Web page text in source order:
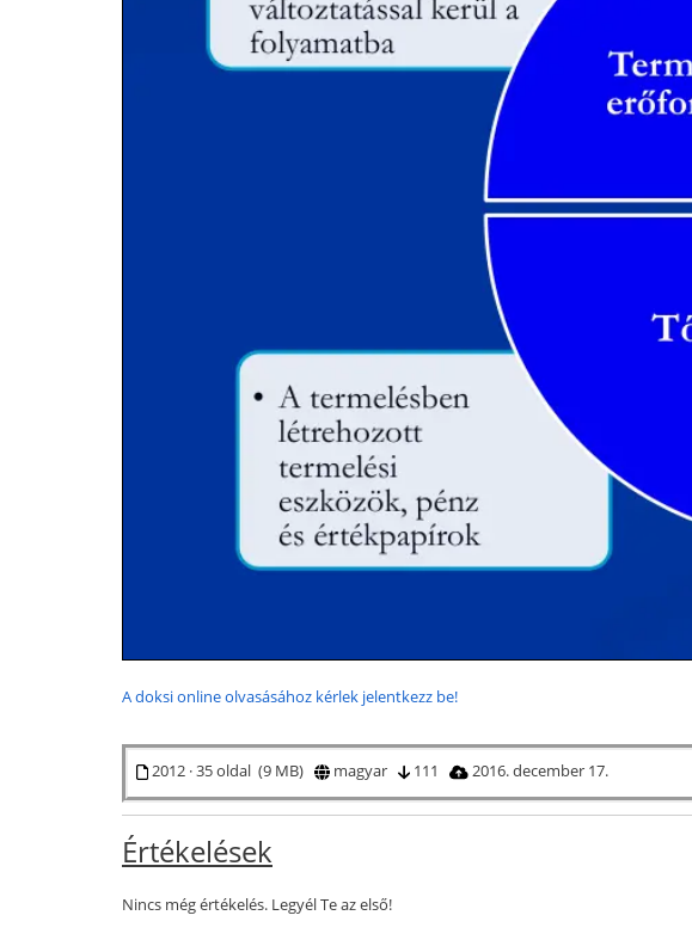
A doksi online olvasásához kérlek jelentkezz be!
2012 · 35 oldal (9 MB) magyar 111 2016. december 17.
Értékelések
Nincs még értékelés. Legyél Te az első!